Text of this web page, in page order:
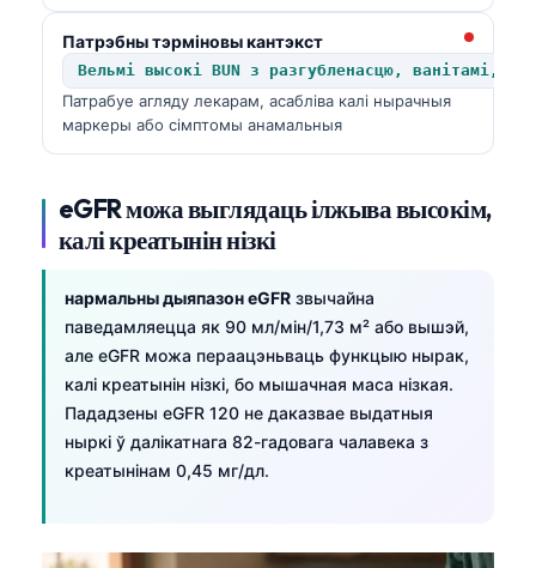
Патрэбны тэрміновы кантэкст
Вельмі высокі BUN з разгубленасцю, ванітамі,
Патрабуе агляду лекарам, асабліва калі нырачныя
маркеры або сімптомы анамальныя
eGFR можа выглядаць ілжыва высокім,
калі креатынін нізкі
нармальны дыяпазон eGFR звычайна
паведамляецца як 90 мл/мін/1,73 м² або вышэй,
але eGFR можа пераацэньваць функцыю нырак,
калі креатынін нізкі, бо мышачная маса нізкая.
Пададзены eGFR 120 не даказвае выдатныя
ныркі ў далікатнага 82-гадовага чалавека з
креатынінам 0,45 мг/дл.
Íslenska
Српски језик
Svenska
Bosanski
Azərbaycan dili
日本語
ქართული
Русский
Lietuvių kalba
Polski